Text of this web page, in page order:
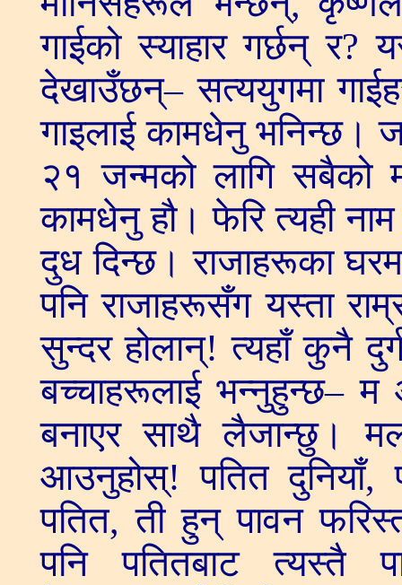
गाईको स्याहार गर्छन्
देखाउँछन्– सत्ययुगमा
गाइलाई कामधेनु भनिन्छ।
२१ जन्मको लागि सबैको
कामधेनु हौ। फेरि त्यही
दुध दिन्छ। राजाहरूका
पनि राजाहरूसँग यस्ता
सुन्दर होलान्! त्यहाँ कुनै
बच्चाहरूलाई भन्नुहुन्छ–
बनाएर साथै लैजान्छु।
आउनुहोस्! पतित दुनियाँ,
पतित, ती हुन् पावन
पनि पतितबाट त्यस्तै